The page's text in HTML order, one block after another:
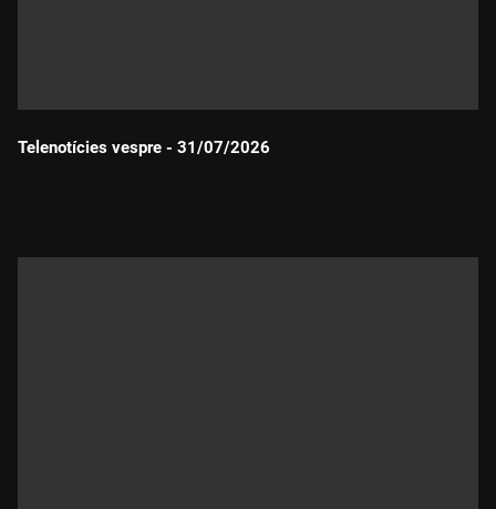
Telenotícies vespre - 31/07/2026